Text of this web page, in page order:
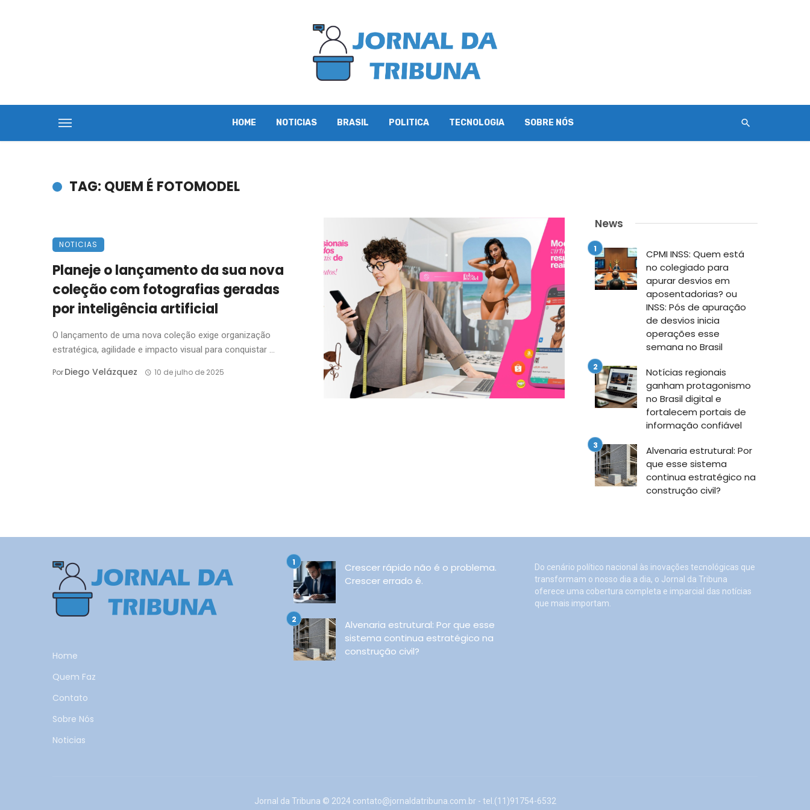
HOME NOTICIAS BRASIL POLITICA TECNOLOGIA SOBRE NÓS
TAG: QUEM É FOTOMODEL
NOTICIAS
Planeje o lançamento da sua nova
coleção com fotografias geradas
por inteligência artificial
O lançamento de uma nova coleção exige organização
estratégica, agilidade e impacto visual para conquistar ...
PorDiego Velázquez 10 de julho de 2025
News
CPMI INSS: Quem está
no colegiado para
apurar desvios em
aposentadorias? ou
INSS: Pós de apuração
de desvios inicia
operações esse
semana no Brasil
Notícias regionais
ganham protagonismo
no Brasil digital e
fortalecem portais de
informação confiável
Alvenaria estrutural: Por
que esse sistema
continua estratégico na
construção civil?
Home
Quem Faz
Contato
Sobre Nós
Noticias
Crescer rápido não é o problema.
Crescer errado é.
Alvenaria estrutural: Por que esse
sistema continua estratégico na
construção civil?
Do cenário político nacional às inovações tecnológicas que
transformam o nosso dia a dia, o Jornal da Tribuna
oferece uma cobertura completa e imparcial das notícias
que mais importam.
Jornal da Tribuna © 2024 contato@jornaldatribuna.com.br- tel.(11)91754-6532